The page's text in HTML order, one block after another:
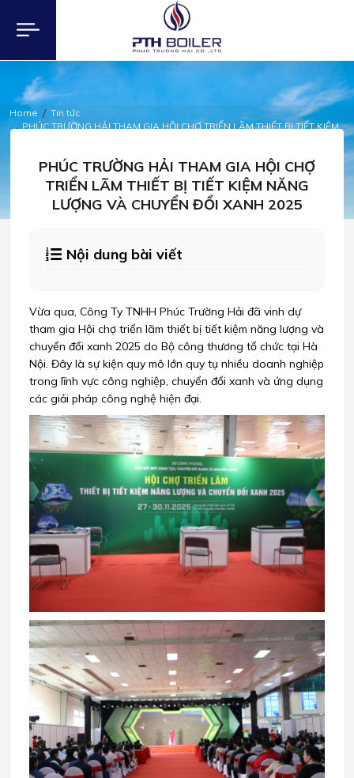
Home
Tin tức
PHÚC TRƯỜNG HẢI THAM GIA HỘI CHỢ TRIỂN LÃM THIẾT BỊ TIẾT KIỆM
TIN TỨC
PHÚC TRƯỜNG HẢI THAM GIA HỘI CHỢ
TRIỂN LÃM THIẾT BỊ TIẾT KIỆM NĂNG
LƯỢNG VÀ CHUYỂN ĐỔI XANH 2025
Nội dung bài viết
Vừa qua, Công Ty TNHH Phúc Trường Hải đã vinh dự
tham gia Hội chợ triển lãm thiết bị tiết kiệm năng lượng và
chuyển đổi xanh 2025 do Bộ công thương tổ chức tại Hà
Nội. Đây là sự kiện quy mô lớn quy tụ nhiều doanh nghiệp
trong lĩnh vực công nghiệp, chuyển đổi xanh và ứng dụng
các giải pháp công nghệ hiện đại.